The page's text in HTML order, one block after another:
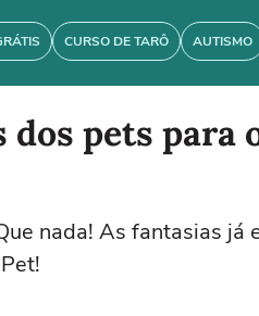
CURSO DE TARÔ AUTISMO
dos pets para
nada! As fantasias já